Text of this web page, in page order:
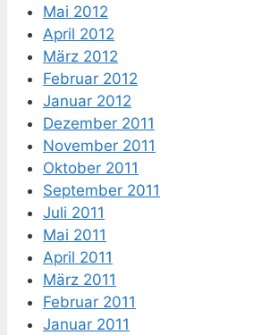
Mai 2012
April 2012
März 2012
Februar 2012
Januar 2012
Dezember 2011
November 2011
Oktober 2011
September 2011
Juli 2011
Mai 2011
April 2011
März 2011
Februar 2011
Januar 2011